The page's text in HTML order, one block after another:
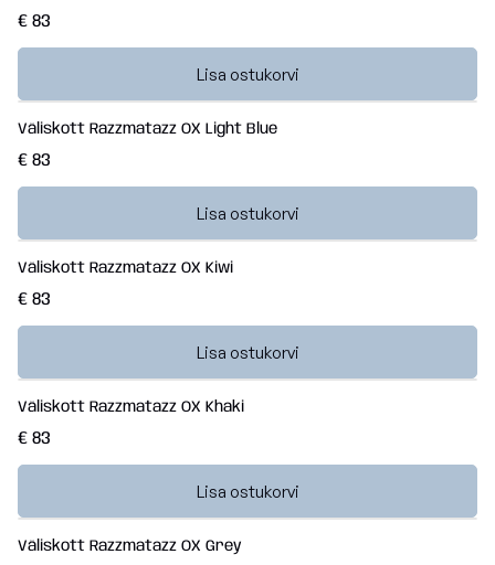
€ 83
Lisa ostukorvi
Väliskott Razzmatazz OX Light Blue
€ 83
Lisa ostukorvi
Väliskott Razzmatazz OX Kiwi
€ 83
Lisa ostukorvi
Väliskott Razzmatazz OX Khaki
€ 83
Lisa ostukorvi
Väliskott Razzmatazz OX Grey